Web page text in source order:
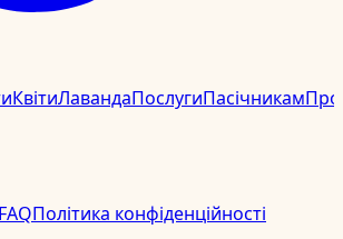
КвітиЛавандаПослугиПасічникамПро
FAQПолітика конфіденційності